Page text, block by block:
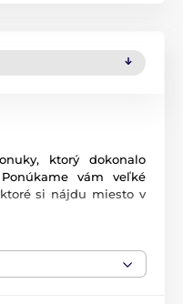
ktorý dokonalo
vám veľké
si nájdu miesto v
sme pre naše obrazy